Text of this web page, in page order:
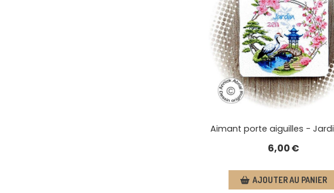
Aimant porte aiguilles -
6,00€
AJOUTER AU PANIER